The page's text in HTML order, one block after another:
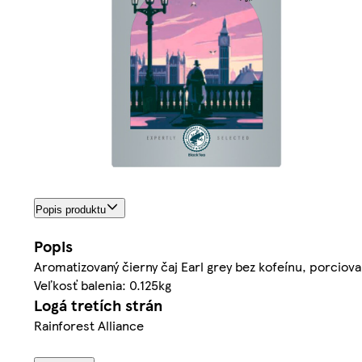
Popis produktu
Popis
Aromatizovaný čierny čaj Earl grey bez kofeínu,
Veľkosť balenia: 0.125kg
Logá tretích strán
Rainforest Alliance